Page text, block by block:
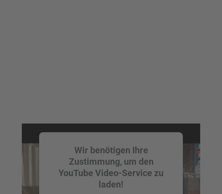
Wir benötigen Ihre
Zustimmung, um den
YouTube Video-Service zu
laden!